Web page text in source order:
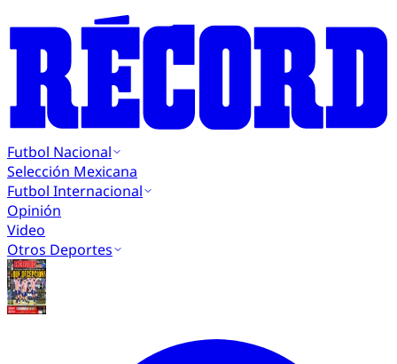
Futbol Nacional
Selección Mexicana
Futbol Internacional
Opinión
Video
Otros Deportes